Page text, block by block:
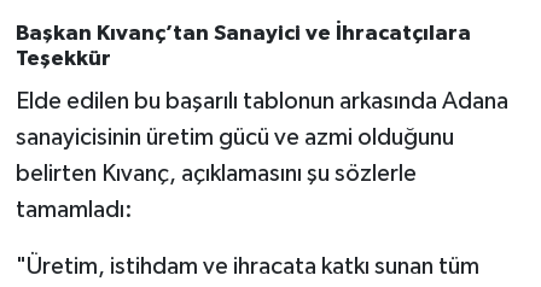
Başkan Kıvanç’tan Sanayici ve İhracatçılara
Teşekkür
Elde edilen bu başarılı tablonun arkasında Adana
sanayicisinin üretim gücü ve azmi olduğunu
belirten Kıvanç, açıklamasını şu sözlerle
tamamladı:
"Üretim, istihdam ve ihracata katkı sunan tüm